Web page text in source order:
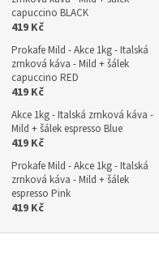
capuccino BLACK
419 Kč
Prokafe Mild - Akce 1kg - Italská
zrnková káva - Mild + šálek
capuccino RED
419 Kč
Akce 1kg - Italská zrnková káva -
Mild + šálek espresso Blue
419 Kč
Prokafe Mild - Akce 1kg - Italská
zrnková káva - Mild + šálek
espresso Pink
419 Kč